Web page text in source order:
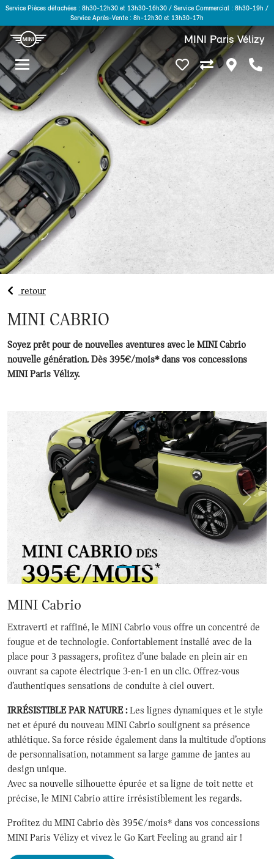
Service Pièces détachées : 8h30-12h30 et 13h30-16h30 / Service Commercial : 8h30-19h /
Service Après-Vente : 8h-12h30 et 13h30-17h
MINI Paris Vélizy
retour
MINI CABRIO
Soyez prêt pour de nouvelles aventures avec le MINI Cabrio
nouvelle génération. Dès 395€/mois* dans vos concessions
MINI Paris Vélizy.
Précédent
MINI Cabrio
Extraverti et raffiné, le MINI Cabrio vous offre un concentré de
fougue et de technologie. Confortablement installé avec de la
place pour 3 passagers, profitez d’une balade en plein air en
ouvrant sa capote électrique 3-en-1 en un clic. Offrez-vous
d’authentiques sensations de conduite à ciel ouvert.
IRRÉSISTIBLE PAR NATURE :Les lignes dynamiques et le style
net et épuré du nouveau MINI Cabrio soulignent sa présence
athlétique. Sa force réside également dans la multitude d’options
de personnalisation, notamment sa large gamme de jantes au
design unique.
Avec sa nouvelle silhouette épurée et sa ligne de toit nette et
précise, le MINI Cabrio attire irrésistiblement les regards.
Profitez du MINI Cabrio dès 395€/mois* dans vos concessions
MINI Paris Vélizy et vivez le Go Kart Feeling au grand air !